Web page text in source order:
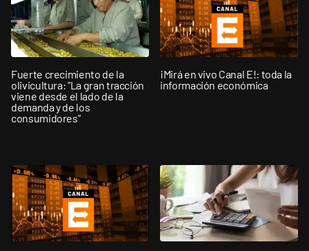
Fuerte crecimiento de la
olivicultura: "La gran tracción
viene desde el lado de la
demanda y de los
consumidores”
¡Mirá en vivo Canal E!: toda la
información económica